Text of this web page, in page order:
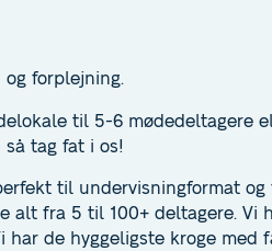
og forplejning.
til 5-6 mødedeltagere
tag fat i os!
til undervisningformat og
alt fra 5 til 100+ deltagere. Vi
har de hyggeligste kroge med